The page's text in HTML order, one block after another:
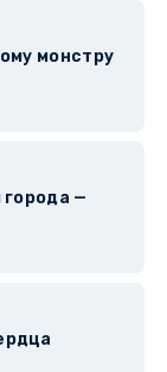
монстру
—